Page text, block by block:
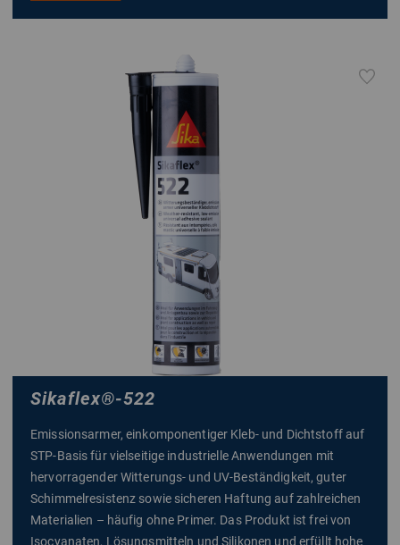
Sikaflex®-522
Emissionsarmer, einkomponentiger Kleb- und Dichtstoff auf
STP-Basis für vielseitige industrielle Anwendungen mit
hervorragender Witterungs- und UV-Beständigkeit, guter
Schimmelresistenz sowie sicheren Haftung auf zahlreichen
Materialien – häufig ohne Primer. Das Produkt ist frei von
Isocyanaten, Lösungsmitteln und Silikonen und erfüllt hohe